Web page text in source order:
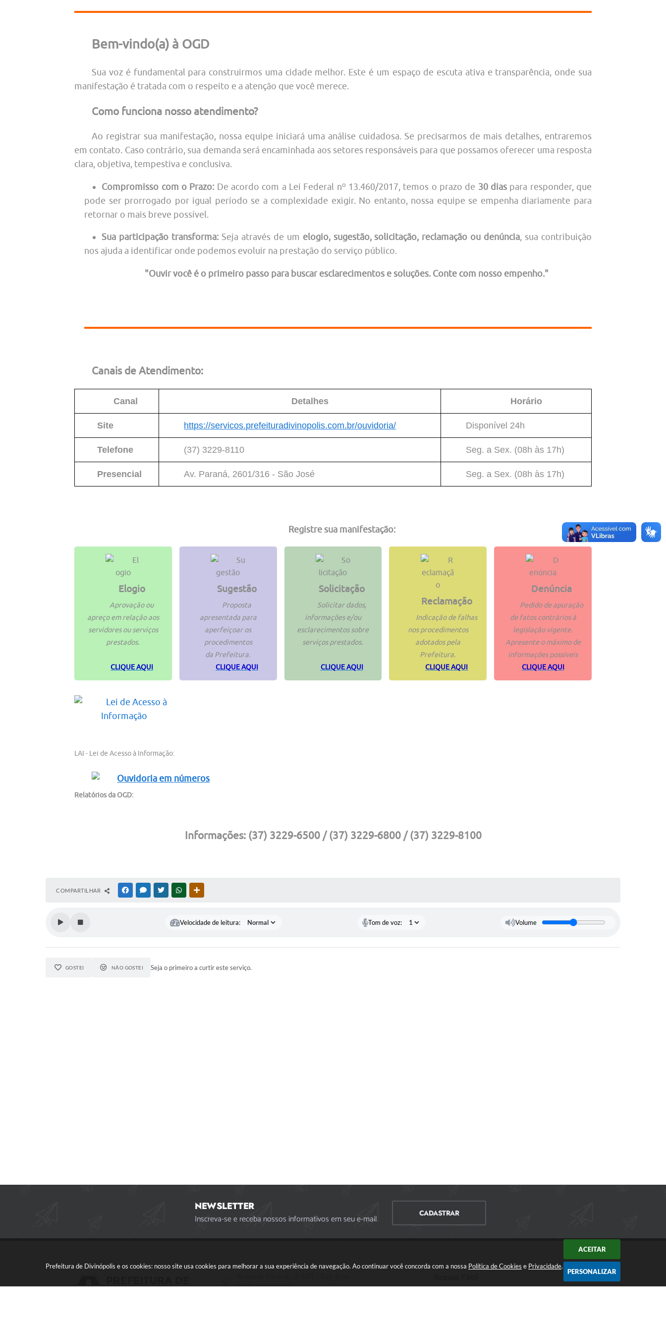
Prefeitura de Divinópolis e os cookies: nosso site usa cookies para melhorar a sua experiência de navegação. Ao continuar você concorda com a nossa Política de Cookies e Privacidade.
ACEITAR
PERSONALIZAR
Bem-vindo(a) à OGD
Sua voz é fundamental para construirmos uma cidade melhor. Este é um espaço de escuta ativa e transparência, onde sua
manifestação é tratada com o respeito e a atenção que você merece.
Como funciona nosso atendimento?
Ao registrar sua manifestação, nossa equipe iniciará uma análise cuidadosa. Se precisarmos de mais detalhes, entraremos
em contato. Caso contrário, sua demanda será encaminhada aos setores responsáveis para que possamos oferecer uma resposta
clara, objetiva, tempestiva e conclusiva.
Compromisso com o Prazo: De acordo com a Lei Federal nº 13.460/2017, temos o prazo de 30 dias para responder, que
pode ser prorrogado por igual período se a complexidade exigir. No entanto, nossa equipe se empenha diariamente para
retornar o mais breve possível.
Sua participação transforma: Seja através de um elogio, sugestão, solicitação, reclamação ou denúncia, sua contribuição
nos ajuda a identificar onde podemos evoluir na prestação do serviço público.
"Ouvir você é o primeiro passo para buscar esclarecimentos e soluções. Conte com nosso empenho."
Canais de Atendimento:
Canal Detalhes Horário
Site https://servicos.prefeituradivinopolis.com.br/ouvidoria/ Disponível 24h
Telefone (37) 3229-8110 Seg. a Sex. (08h às 17h)
Presencial Av. Paraná, 2601/316 - São José Seg. a Sex. (08h às 17h)
Registre sua manifestação:
Elogio
Aprovação ou
apreço em relação aos
servidores ou serviços
prestados.
CLIQUE AQUI
Sugestão
Proposta
apresentada para
aperfeiçoar os
procedimentos
da Prefeitura.
CLIQUE AQUI
Solicitação
Solicitar dados,
informações e/ou
esclarecimentos sobre
serviços prestados.
CLIQUE AQUI
Reclamação
Indicação de falhas
nos procedimentos
adotados pela
Prefeitura.
CLIQUE AQUI
Denúncia
Pedido de apuração
de fatos contrários à
legislação vigente.
Apresente o máximo de
informações possíveis
CLIQUE AQUI
LAI - Lei de Acesso à Informação:
Relatórios da OGD:
Informações: (37) 3229-6500 / (37) 3229-6800 / (37) 3229-8100
COMPARTILHAR FACEBOOKMESSENGER
TWITTERWHATSAPP
Velocidade de leitura: Tom de voz: Volume
GOSTEI NÃO GOSTEI Seja o primeiro a curtir este serviço.
NEWSLETTER
Inscreva-se e receba nossos informativos em seu e-mail CADASTRAR
CEP: 35501-170